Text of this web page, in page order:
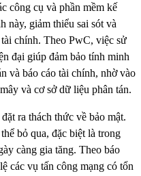
công cụ và phần mềm kế
này, giảm thiểu sai sót và
chính. Theo PwC, việc sử
đại giúp đảm bảo tính minh
và báo cáo tài chính, nhờ vào
và cơ sở dữ liệu phân tán.
ra thách thức về bảo mật.
bỏ qua, đặc biệt là trong
càng gia tăng. Theo báo
các vụ tấn công mạng có tổn